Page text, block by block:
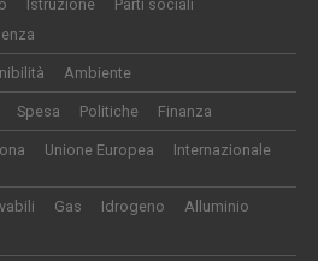
Istruzione
Parti sociali
Ambiente
Spesa Politiche Finanza
Unione Europea Internazionale
Gas Idrogeno
Alluminio